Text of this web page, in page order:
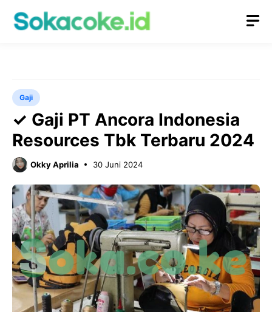
Gaji
✓ Gaji PT Ancora Indonesia
Resources Tbk Terbaru 2024
Okky Aprilia 30 Juni 2024